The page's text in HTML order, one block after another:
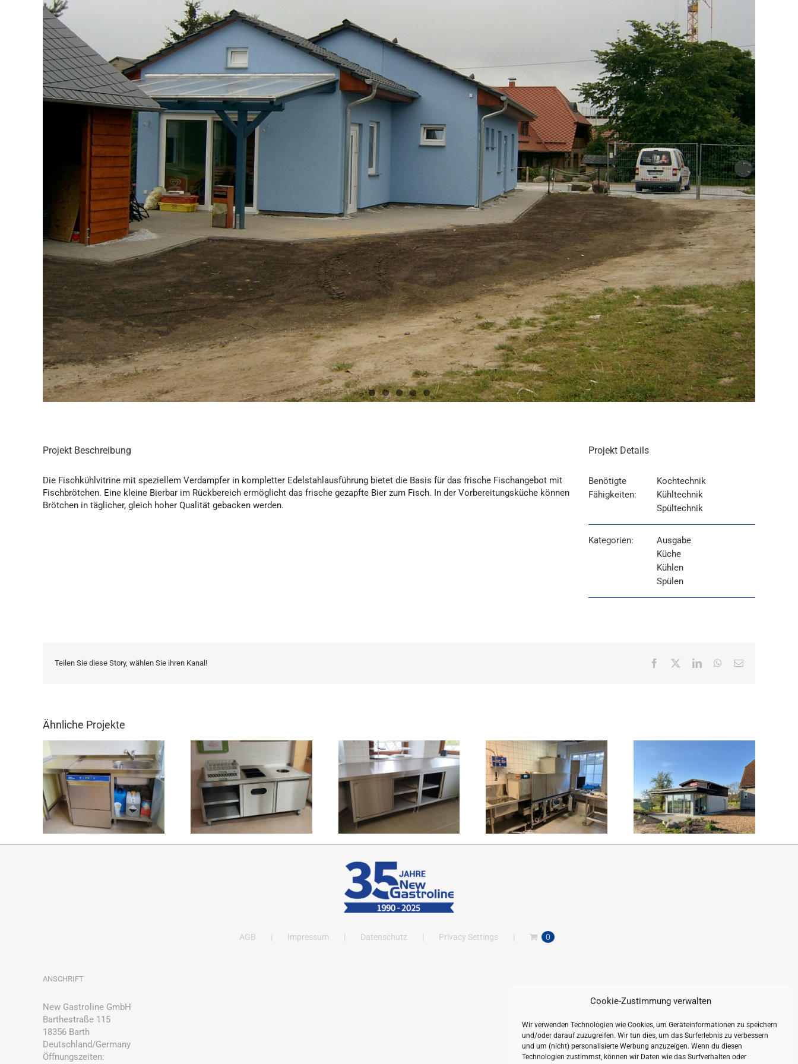
Cookie-Zustimmung verwalten
Wir verwenden Technologien wie Cookies, um Geräteinformationen zu speichern
und/oder darauf zuzugreifen. Wir tun dies, um das Surferlebnis zu verbessern
und um (nicht) personalisierte Werbung anzuzeigen. Wenn du diesen
Technologien zustimmst, können wir Daten wie das Surfverhalten oder
Projekt Beschreibung
Die Fischkühlvitrine mit speziellem Verdampfer in kompletter Edelstahlausführung bietet die Basis für das frische Fischangebot mit
Fischbrötchen. Eine kleine Bierbar im Rückbereich ermöglicht das frische gezapfte Bier zum Fisch. In der Vorbereitungsküche können
Brötchen in täglicher, gleich hoher Qualität gebacken werden.
Projekt Details
Benötigte
Fähigkeiten:
Kochtechnik
Kühltechnik
Spültechnik
Kategorien:
Ausgabe
Küche
Kühlen
Spülen
Teilen Sie diese Story, wählen Sie ihren Kanal! Facebook LinkedInWhatsApp
E-
Ähnliche Projekte
AGB Impressum Datenschutz Privacy Settings 0
ANSCHRIFT
New Gastroline GmbH
Barthestraße 115
18356 Barth
Deutschland/Germany
Öffnungszeiten: